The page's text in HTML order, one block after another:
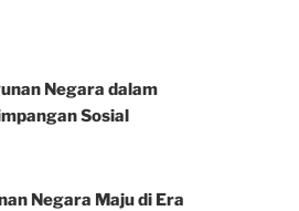
Negara dalam
Sosial
Negara Maju di Era